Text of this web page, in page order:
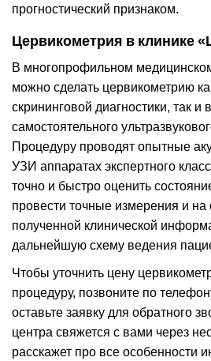
прогностический признаком.
Цервикометрия в клинике
В многопрофильном
можно сделать цервикометрию
скрининговой диагностики, так и
самостоятельного
Процедуру проводят опытные
УЗИ аппаратах экспертного
точно и быстро оценить
провести точные измерения и на
полученной клинической
дальнейшую схему ведения
Чтобы уточнить цену
процедуру, позвоните по
оставьте заявку для обратного
центра свяжется с вами через
расскажет про все особенности